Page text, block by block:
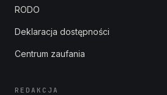
RODO
Deklaracja dostępności
Centrum zaufania
REDAKCJA